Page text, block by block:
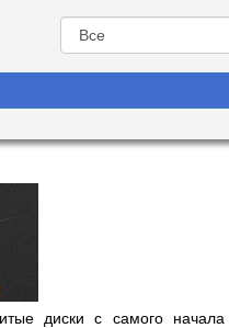
диски с самого